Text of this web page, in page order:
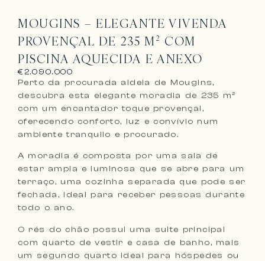
MOUGINS – ELEGANTE VIVENDA
PROVENÇAL DE 235 M² COM
PISCINA AQUECIDA E ANEXO
€2.090.000
Perto da procurada aldeia de Mougins,
descubra esta elegante moradia de 235 m²
com um encantador toque provençal,
oferecendo conforto, luz e convívio num
ambiente tranquilo e procurado.
A moradia é composta por uma sala de
estar ampla e luminosa que se abre para um
terraço, uma cozinha separada que pode ser
fechada, ideal para receber pessoas durante
todo o ano.
O rés do chão possui uma suite principal
com quarto de vestir e casa de banho, mais
um segundo quarto ideal para hóspedes ou